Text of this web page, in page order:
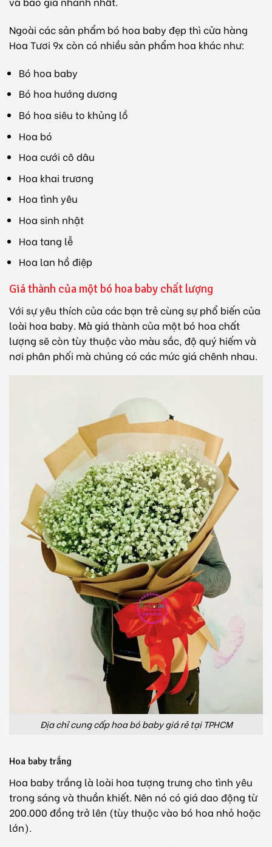
Ngoài các sản phẩm bó hoa baby đẹp thì cửa hàng
Hoa Tươi 9x còn có nhiều sản phẩm hoa khác như:
Bó hoa baby
Bó hoa hướng dương
Bó hoa siêu to khủng lồ
Hoa bó
Hoa cưới cô dâu
Hoa khai trương
Hoa tình yêu
Hoa sinh nhật
Hoa tang lễ
Hoa lan hồ điệp
Giá thành của một bó hoa baby chất lượng
Với sự yêu thích của các bạn trẻ cùng sự phổ biến của
loài hoa baby. Mà giá thành của một bó hoa chất
lượng sẽ còn tùy thuộc vào màu sắc, độ quý hiếm và
nơi phân phối mà chúng có các mức giá chênh nhau.
Địa chỉ cung cấp hoa bó baby giá rẻ tại TPHCM
Hoa baby trắng
Hoa baby trắng là loài hoa tượng trưng cho tình yêu
trong sáng và thuần khiết. Nên nó có giá dao động từ
200.000 đồng trở lên (tùy thuộc vào bó hoa nhỏ hoặc
lớn).